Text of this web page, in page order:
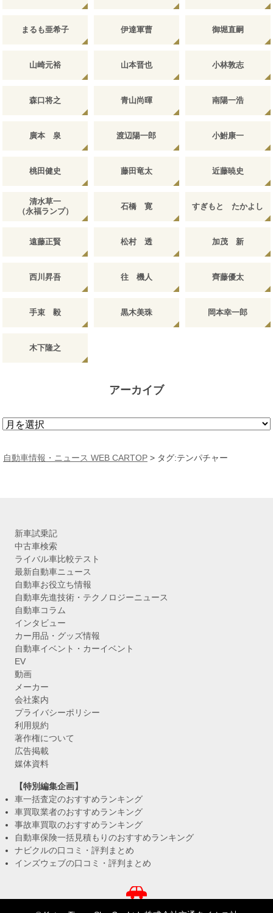
まるも亜希子 伊達軍曹 御堀直嗣
山崎元裕 山本晋也 小林敦志
森口将之 青山尚暉 南陽一浩
廣本 泉 渡辺陽一郎 小鮒康一
桃田健史 藤田竜太 近藤暁史
清水草一
（永福ランプ）
石橋 寛 すぎもと たかよし
遠藤正賢 松村 透 加茂 新
西川昇吾 往 機人 齊藤優太
手束 毅 黒木美珠 岡本幸一郎
木下隆之
アーカイブ
ア
カ
自動車情報・ニュース WEB CARTOP > タグ:テンパチャー
新車試乗記
中古車検索
ライバル車比較テスト
最新自動車ニュース
自動車お役立ち情報
自動車先進技術・テクノロジーニュース
自動車コラム
インタビュー
カー用品・グッズ情報
自動車イベント・カーイベント
EV
動画
メーカー
会社案内
プライバシーポリシー
利用規約
著作権について
広告掲載
媒体資料
【特別編集企画】
車一括査定のおすすめランキング
車買取業者のおすすめランキング
事故車買取のおすすめランキング
自動車保険一括見積もりのおすすめランキング
ナビクルの口コミ・評判まとめ
インズウェブの口コミ・評判まとめ